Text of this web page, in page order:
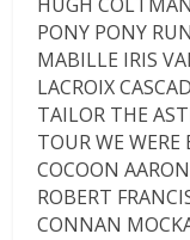
PONY PONY
MABILLE IRIS
LACROIX
TAILOR THE
TOUR WE WERE
COCOON
ROBERT
CONNAN